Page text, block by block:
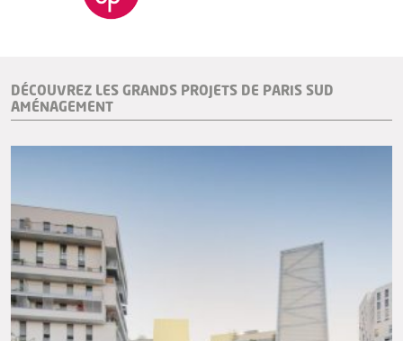
DÉCOUVREZ LES GRANDS PROJETS DE PARIS SUD
AMÉNAGEMENT